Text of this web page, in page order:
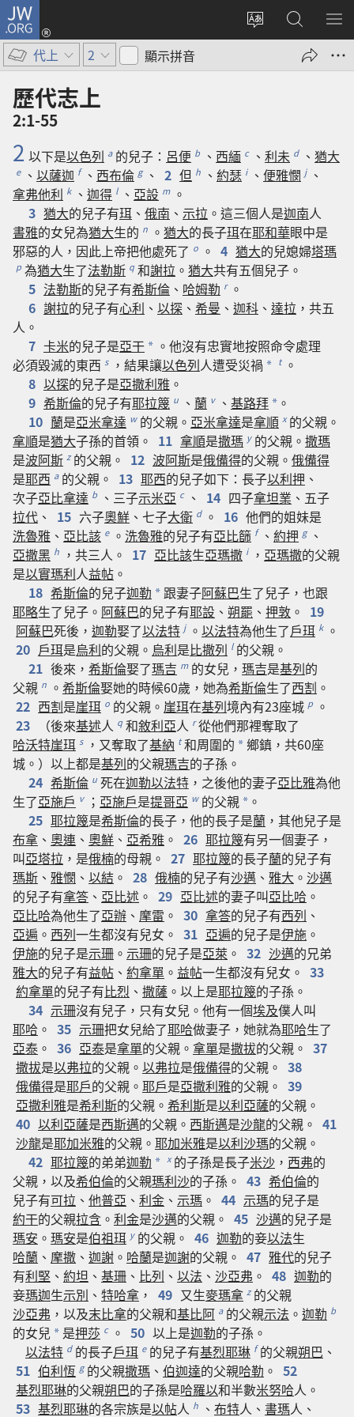
JW.ORG
更
網
登
入
啟
搜
尋
JW.ORG
顯
選
代上 2 顯示拼音
歷代志上
2:1-55
2 以下是以色列 a 的兒子 ： 呂便 b 、 西緬 c 、 利未 d 、 猶大
e 、 以薩迦 f 、 西布倫 g 、 2 但 h 、 約瑟 i 、 便雅憫 j
、
拿弗他利 k 、 迦得 l 、 亞設 m 。
3 猶大的兒子有珥 、 俄南 、 示拉 。 這三個人是迦南人
書雅的女兒為猶大生的 n 。 猶大的長子珥在耶和華眼中是
邪惡的人 ， 因此上帝把他處死了 o 。 4 猶大的兒媳婦塔瑪
p 為猶大生了法勒斯 q 和謝拉 。 猶大共有五個兒子 。
5 法勒斯的兒子有希斯倫 、 哈姆勒 r 。
6 謝拉的兒子有心利 、 以探 、 希曼 、 迦科 、 達拉 ， 共五
人 。
7 卡米的兒子是亞干 * 。 他沒有忠實地按照命令處理
必須毀滅的東西 s ， 結果讓以色列人遭受災禍 * t 。
8 以探的兒子是亞撒利雅 。
9 希斯倫的兒子有耶拉篾 u 、 蘭 v 、 基路拜 * 。
10 蘭是亞米拿達 w 的父親 。 亞米拿達是拿順 x 的父親 。
拿順是猶大子孫的首領 。 11 拿順是撒瑪 y 的父親 。 撒瑪
是波阿斯 z 的父親 。 12 波阿斯是俄備得的父親 。 俄備得
是耶西 a 的父親 。 13 耶西的兒子如下 ： 長子以利押 、
次子亞比拿達 b 、 三子示米亞 c 、 14 四子拿坦業 、 五子
拉代 、 15 六子奧鮮 、 七子大衛 d 。 16 他們的姐妹是
洗魯雅 、 亞比該 e 。 洗魯雅的兒子有亞比篩 f 、 約押 g
、
亞撒黑 h ， 共三人 。 17 亞比該生亞瑪撒 i ， 亞瑪撒的父親
是以實瑪利人益帖 。
18 希斯倫的兒子迦勒 * 跟妻子阿蘇巴生了兒子 ， 也跟
耶略生了兒子 。 阿蘇巴的兒子有耶設 、 朔罷 、 押敦 。 19
阿蘇巴死後 ， 迦勒娶了以法特 j 。 以法特為他生了戶珥 k 。
20 戶珥是烏利的父親 。 烏利是比撒列 l 的父親 。
21 後來 ， 希斯倫娶了瑪吉 m 的女兒 ， 瑪吉是基列的
父親 n 。 希斯倫娶她的時候60歲 ， 她為希斯倫生了西割 。
22 西割是崖珥 o 的父親 。 崖珥在基列境內有23座城 p 。
23
（後來基述人 q 和敘利亞人 r 從他們那裡奪取了
哈沃特崖珥 s ， 又奪取了基納 t 和周圍的 *鄉鎮 ， 共60座
城 。） 以上都是基列的父親瑪吉的子孫 。
24 希斯倫 u 死在迦勒以法特 ， 之後他的妻子亞比雅為他
生了亞施戶 v ； 亞施戶是提哥亞 w 的父親 * 。
25 耶拉篾是希斯倫的長子 ， 他的長子是蘭 ， 其他兒子是
布拿 、 奧連 、 奧鮮 、 亞希雅 。 26 耶拉篾有另一個妻子 ，
叫亞塔拉 ， 是俄楠的母親 。 27 耶拉篾的長子蘭的兒子有
瑪斯 、 雅憫 、 以結 。 28 俄楠的兒子有沙邁 、 雅大 。 沙邁
的兒子有拿答 、 亞比述 。 29 亞比述的妻子叫亞比哈 。
亞比哈為他生了亞辦 、 摩雷 。 30 拿答的兒子有西列 、
亞遍 。 西列一生都沒有兒女 。 31 亞遍的兒子是伊施 。
伊施的兒子是示珊 。 示珊的兒子是亞萊 。 32 沙邁的兄弟
雅大的兒子有益帖 、 約拿單 。 益帖一生都沒有兒女 。 33
約拿單的兒子有比烈 、 撒薩 。 以上是耶拉篾的子孫 。
34 示珊沒有兒子 ， 只有女兒 。 他有一個埃及僕人叫
耶哈 。 35 示珊把女兒給了耶哈做妻子 ， 她就為耶哈生了
亞泰 。 36 亞泰是拿單的父親 。 拿單是撒拔的父親 。 37
撒拔是以弗拉的父親 。 以弗拉是俄備得的父親 。 38
俄備得是耶戶的父親 。 耶戶是亞撒利雅的父親 。 39
亞撒利雅是希利斯的父親 。 希利斯是以利亞薩的父親 。
40 以利亞薩是西斯邁的父親 。 西斯邁是沙龍的父親 。 41
沙龍是耶加米雅的父親 。 耶加米雅是以利沙瑪的父親 。
42 耶拉篾的弟弟迦勒 * x 的子孫是長子米沙 ， 西弗的
父親 ， 以及希伯倫的父親瑪利沙的子孫 。 43 希伯倫的
兒子有可拉 、 他普亞 、 利金 、 示瑪 。 44 示瑪的兒子是
約干的父親拉含 。 利金是沙邁的父親 。 45 沙邁的兒子是
瑪安 。 瑪安是伯祖珥 y 的父親 。 46 迦勒的妾以法生
哈蘭 、 摩撒 、 迦謝 。 哈蘭是迦謝的父親 。 47 雅代的兒子
有利堅 、 約坦 、 基珊 、 比列 、 以法 、 沙亞弗 。 48 迦勒的
妾瑪迦生示別 、 特哈拿 ， 49 又生麥瑪拿 z 的父親
沙亞弗 ， 以及末比拿的父親和基比阿 a 的父親示法 。 迦勒 b
的女兒 * 是押莎 c 。 50 以上是迦勒的子孫 。
以法特 d 的長子戶珥 e 的兒子有基烈耶琳 f 的父親朔巴 、
51 伯利恆 g 的父親撒瑪 、 伯迦達的父親哈勒 。 52
基烈耶琳的父親朔巴的子孫是哈羅以和半數米努哈人 。
53 基烈耶琳的各宗族是以帖人 h 、 布特人 、 書瑪人 、